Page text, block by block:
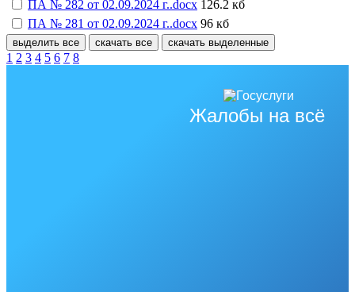
ПА № 282 от 02.09.2024 г..docx 126.2 кб
ПА № 281 от 02.09.2024 г..docx 96 кб
выделить все скачать все скачать выделенные
1 2 3 4 5 6 7 8
Жалобы на всё